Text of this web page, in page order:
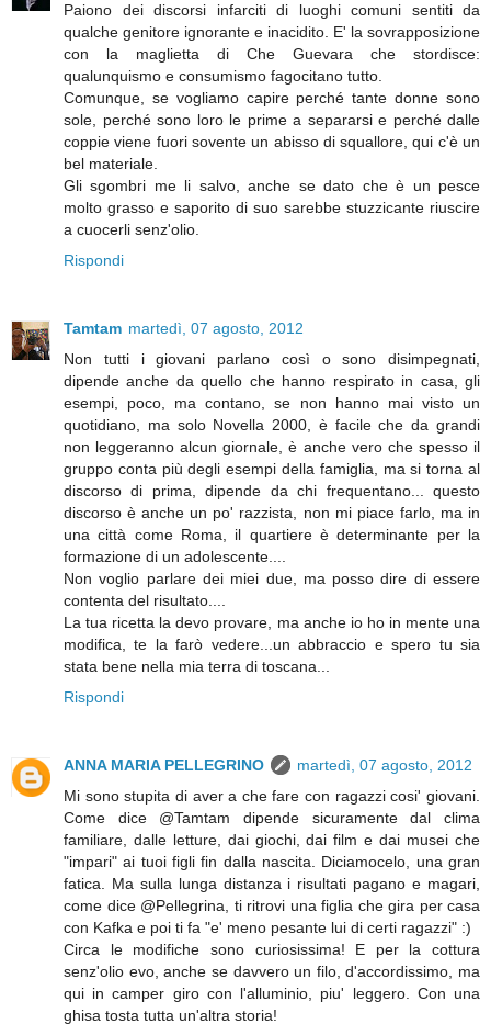
Paiono dei discorsi infarciti di luoghi comuni sentiti da
qualche genitore ignorante e inacidito. E' la sovrapposizione
con la maglietta di Che Guevara che stordisce:
qualunquismo e consumismo fagocitano tutto.
Comunque, se vogliamo capire perché tante donne sono
sole, perché sono loro le prime a separarsi e perché dalle
coppie viene fuori sovente un abisso di squallore, qui c'è un
bel materiale.
Gli sgombri me li salvo, anche se dato che è un pesce
molto grasso e saporito di suo sarebbe stuzzicante riuscire
a cuocerli senz'olio.
Rispondi
Tamtam martedì, 07 agosto, 2012
Non tutti i giovani parlano così o sono disimpegnati,
dipende anche da quello che hanno respirato in casa, gli
esempi, poco, ma contano, se non hanno mai visto un
quotidiano, ma solo Novella 2000, è facile che da grandi
non leggeranno alcun giornale, è anche vero che spesso il
gruppo conta più degli esempi della famiglia, ma si torna al
discorso di prima, dipende da chi frequentano... questo
discorso è anche un po' razzista, non mi piace farlo, ma in
una città come Roma, il quartiere è determinante per la
formazione di un adolescente....
Non voglio parlare dei miei due, ma posso dire di essere
contenta del risultato....
La tua ricetta la devo provare, ma anche io ho in mente una
modifica, te la farò vedere...un abbraccio e spero tu sia
stata bene nella mia terra di toscana...
Rispondi
ANNA MARIA PELLEGRINO
martedì, 07 agosto, 2012
Mi sono stupita di aver a che fare con ragazzi cosi' giovani.
Come dice @Tamtam dipende sicuramente dal clima
familiare, dalle letture, dai giochi, dai film e dai musei che
"impari" ai tuoi figli fin dalla nascita. Diciamocelo, una gran
fatica. Ma sulla lunga distanza i risultati pagano e magari,
come dice @Pellegrina, ti ritrovi una figlia che gira per casa
con Kafka e poi ti fa "e' meno pesante lui di certi ragazzi" :)
Circa le modifiche sono curiosissima! E per la cottura
senz'olio evo, anche se davvero un filo, d'accordissimo, ma
qui in camper giro con l'alluminio, piu' leggero. Con una
ghisa tosta tutta un'altra storia!